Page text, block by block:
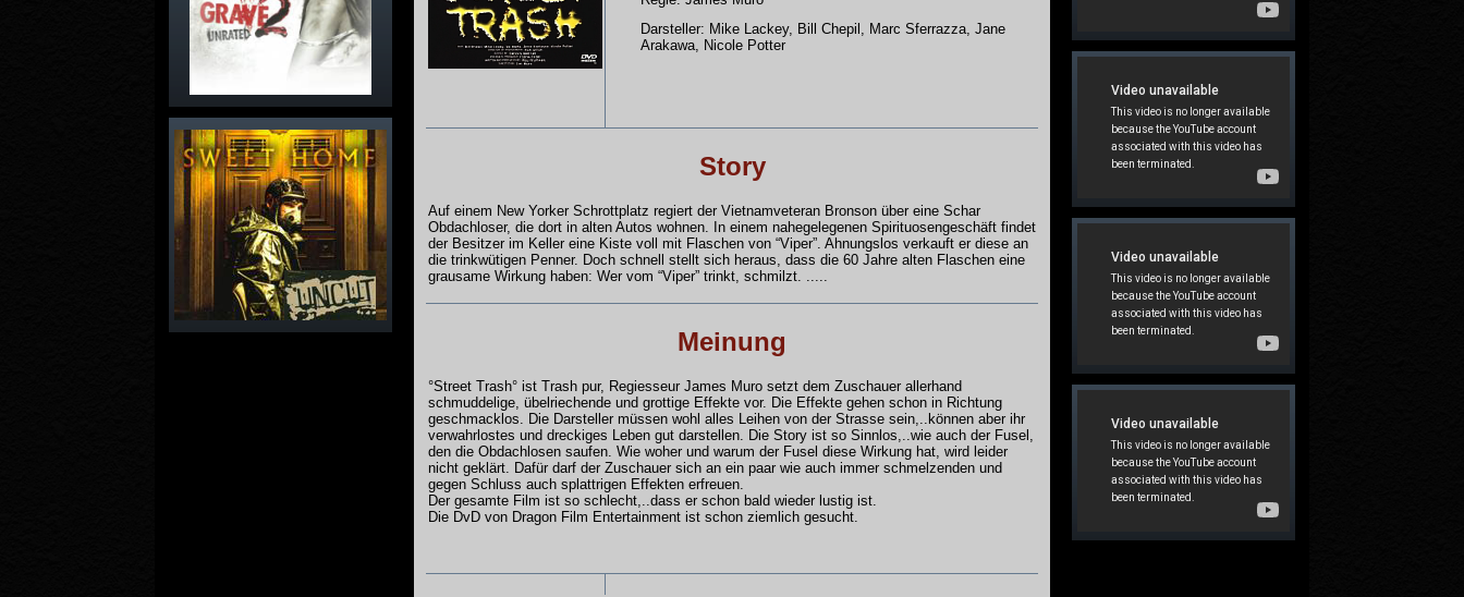
Darsteller: Mike Lackey, Bill Chepil, Marc Sferrazza, Jane
Arakawa, Nicole Potter
Story
Auf einem New Yorker Schrottplatz regiert der Vietnamveteran Bronson über eine Schar
Obdachloser, die dort in alten Autos wohnen. In einem nahegelegenen Spirituosengeschäft findet
der Besitzer im Keller eine Kiste voll mit Flaschen von “Viper”. Ahnungslos verkauft er diese an
die trinkwütigen Penner. Doch schnell stellt sich heraus, dass die 60 Jahre alten Flaschen eine
grausame Wirkung haben: Wer vom “Viper” trinkt, schmilzt. .....
Meinung
°Street Trash° ist Trash pur, Regiesseur James Muro setzt dem Zuschauer allerhand
schmuddelige, übelriechende und grottige Effekte vor. Die Effekte gehen schon in Richtung
geschmacklos. Die Darsteller müssen wohl alles Leihen von der Strasse sein,..können aber ihr
verwahrlostes und dreckiges Leben gut darstellen. Die Story ist so Sinnlos,..wie auch der Fusel,
den die Obdachlosen saufen. Wie woher und warum der Fusel diese Wirkung hat, wird leider
nicht geklärt. Dafür darf der Zuschauer sich an ein paar wie auch immer schmelzenden und
gegen Schluss auch splattrigen Effekten erfreuen.
Der gesamte Film ist so schlecht,..dass er schon bald wieder lustig ist.
Die DvD von Dragon Film Entertainment ist schon ziemlich gesucht.